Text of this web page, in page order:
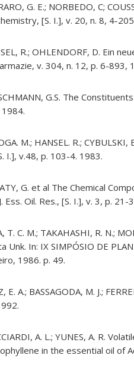
G. E.; NORBEDO, C;
[S. I.], v. 20, n. 8, 4-
R.; OHLENDORF, D. Ein
v. 304, n. 12, p. 6-893,
G.S. The
M.; HANSEL. R.;
I.], v.48, p. 103-4. 1983.
G. et al The Chemical
Ess. Oil. Res., [S. I.], v. 3, p. 21-
T. C. M.; TAKAHASHI, R. N.;
Unk. In: IX SIMPÓSIO DE
1986. p. 49.
E. A.; BASSAGODA, M. J.;
A. L.; YUNES, A. R.
in the essential oil of